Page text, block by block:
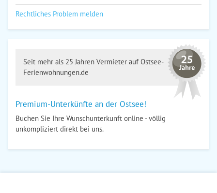
Rechtliches Problem melden
Seit mehr als 25 Jahren Vermieter auf Ostsee-
Ferienwohnungen.de
Premium-Unterkünfte an der Ostsee!
Buchen Sie Ihre Wunschunterkunft online - völlig
unkompliziert direkt bei uns.